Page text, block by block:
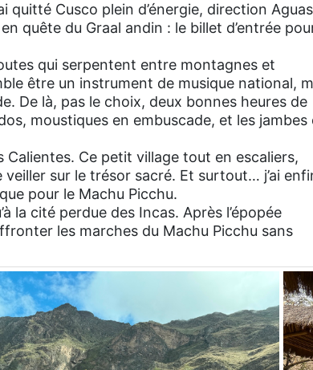
quitté Cusco plein d’énergie, direction Aguas
quête du Graal andin : le billet d’entrée
qui serpentent entre montagnes et
être un instrument de musique national,
De là, pas le choix, deux bonnes heures de
moustiques en embuscade, et les jambes
Calientes. Ce petit village tout en escaliers,
sur le trésor sacré. Et surtout… j’ai
pour le Machu Picchu.
la cité perdue des Incas. Après l’épopée
les marches du Machu Picchu sans